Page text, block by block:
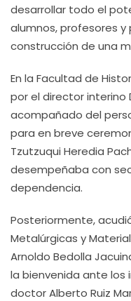
desarrollar todo el
alumnos, profesores
construcción de una
En la Facultad de
por el director interino
acompañado del
para en breve
Tzutzuqui Heredia
desempeñaba con
dependencia.
Posteriormente,
Metalúrgicas y
Arnoldo Bedolla
la bienvenida ante los
doctor Alberto Ruiz